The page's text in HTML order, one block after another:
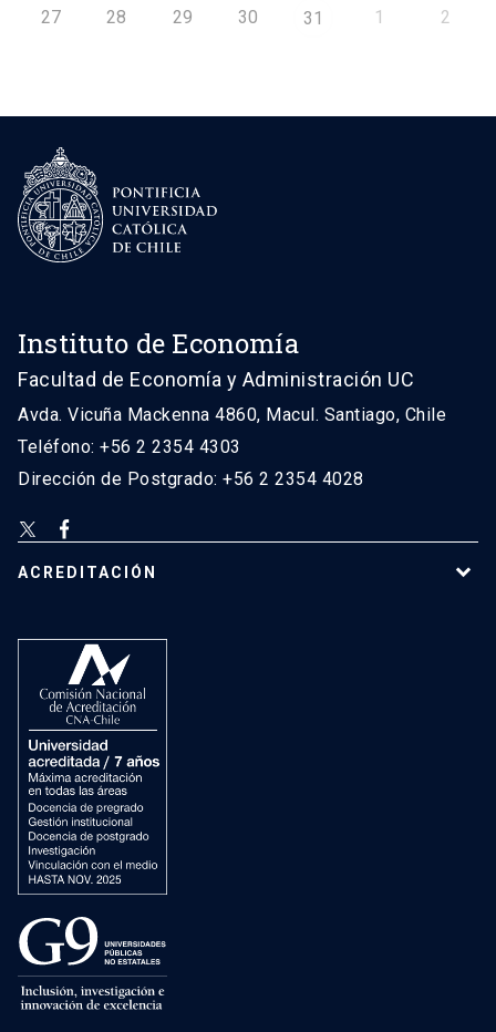
27 28 29 30 31 1 2
Instituto de Economía
Facultad de Economía y Administración UC
Avda. Vicuña Mackenna 4860, Macul. Santiago, Chile
Teléfono: +56 2 2354 4303
Dirección de Postgrado: +56 2 2354 4028
ACREDITACIÓN